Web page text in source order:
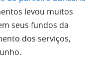
levou muitos
seus fundos da
dos serviços,